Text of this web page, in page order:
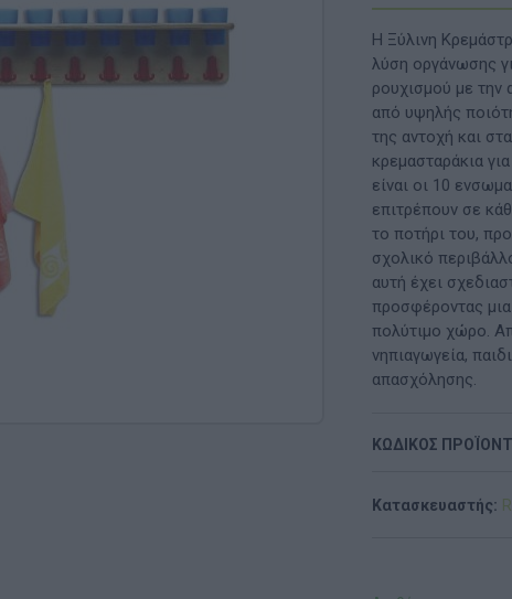
ΈΠΙΠΛΑ & ΕΞΟΠΛΙΣΜΌΣ
Βασικός εξοπλισμός & Μονάδες
ΠΑΙΧΝΊΔΙΑ ΕΞΩΤΕΡΙΚΟΎ ΧΏΡΟΥ
Η Ξύλινη
λύση οργάνωσης
ρουχισμού με την
από υψηλής
της αντοχή και
κρεμασταράκια
είναι οι 10
επιτρέπουν σε
το ποτήρι του,
σχολικό
αυτή έχει
προσφέροντας
πολύτιμο χώρο.
νηπιαγωγεία,
απασχόλησης.
ΚΩΔΙΚΟΣ
Κατασκευαστής: